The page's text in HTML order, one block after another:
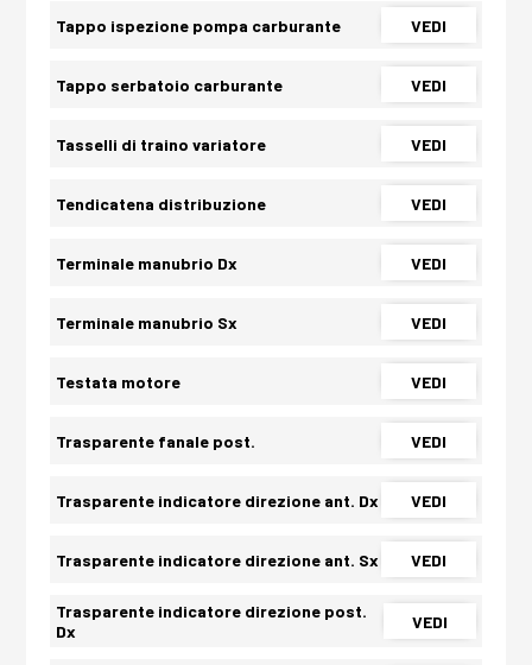
Tappo ispezione pompa carburante VEDI
Tappo serbatoio carburante VEDI
Tasselli di traino variatore VEDI
Tendicatena distribuzione VEDI
Terminale manubrio Dx VEDI
Terminale manubrio Sx VEDI
Testata motore VEDI
Trasparente fanale post. VEDI
Trasparente indicatore direzione ant. Dx VEDI
Trasparente indicatore direzione ant. Sx VEDI
Trasparente indicatore direzione post.
Dx
VEDI